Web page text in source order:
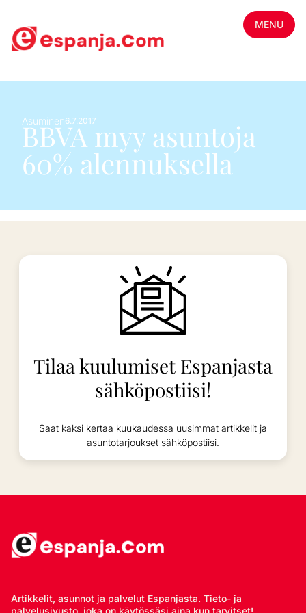
MENU
Asuminen6.7.2017
BBVA myy asuntoja
60% alennuksella
Tilaa kuulumiset Espanjasta
sähköpostiisi!
Saat kaksi kertaa kuukaudessa uusimmat artikkelit ja
asuntotarjoukset sähköpostiisi.
Artikkelit, asunnot ja palvelut Espanjasta. Tieto- ja
palvelusivusto, joka on käytössäsi aina kun tarvitset!